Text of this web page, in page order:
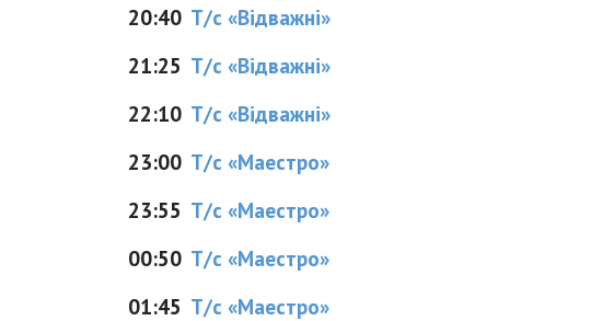
20:40 Т/с «Відважні»
21:25 Т/с «Відважні»
22:10 Т/с «Відважні»
23:00 Т/с «Маестро»
23:55 Т/с «Маестро»
00:50 Т/с «Маестро»
01:45 Т/с «Маестро»